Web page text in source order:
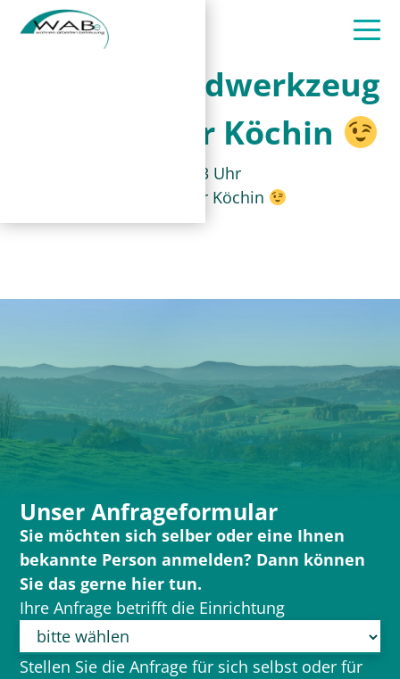
Handwerkzeug
unserer Köchin
13. Juli 2023, 10:53 Uhr
Handwerkzeug unserer Köchin
Unser Anfrageformular
Sie möchten sich selber oder eine Ihnen
bekannte Person anmelden? Dann können
Sie das gerne hier tun.
Ihre Anfrage betrifft die Einrichtung
Stellen Sie die Anfrage für sich selbst oder für